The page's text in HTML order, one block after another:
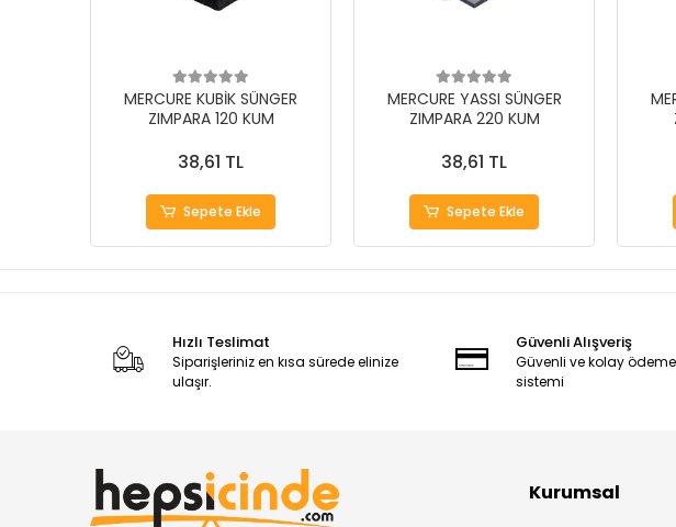
MERCURE KUBİK SÜNGER
ZIMPARA 120 KUM
38,61 TL
Sepete Ekle
MERCURE YASSI SÜNGER
ZIMPARA 220 KUM
38,61 TL
Sepete Ekle
Hızlı Teslimat
Siparişleriniz en kısa sürede elinize
ulaşır.
Güvenli Alışveriş
Güvenli ve kolay ödeme
sistemi
Kurumsal